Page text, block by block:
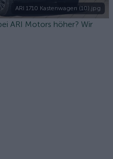
ARI 1710 Kastenwagen (10).jpg
ARI Motors höher? Wir